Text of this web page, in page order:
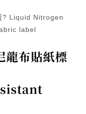
? Liquid Nitrogen
label
龍布貼紙標